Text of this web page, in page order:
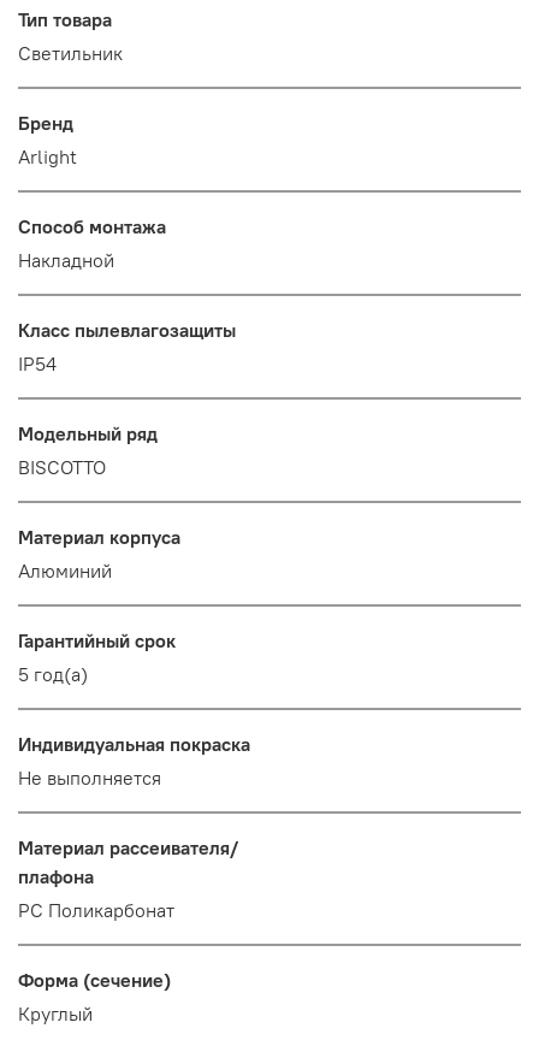
Тип товара
Светильник
Бренд
Arlight
Способ монтажа
Накладной
Класс пылевлагозащиты
IP54
Модельный ряд
BISCOTTO
Материал корпуса
Алюминий
Гарантийный срок
5 год(а)
Индивидуальная покраска
Не выполняется
Материал рассеивателя/
плафона
PC Поликарбонат
Форма (сечение)
Круглый